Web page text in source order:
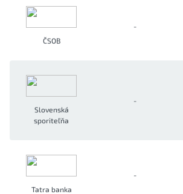
ČSOB
-
Slovenská
sporiteľňa
-
Tatra banka
-